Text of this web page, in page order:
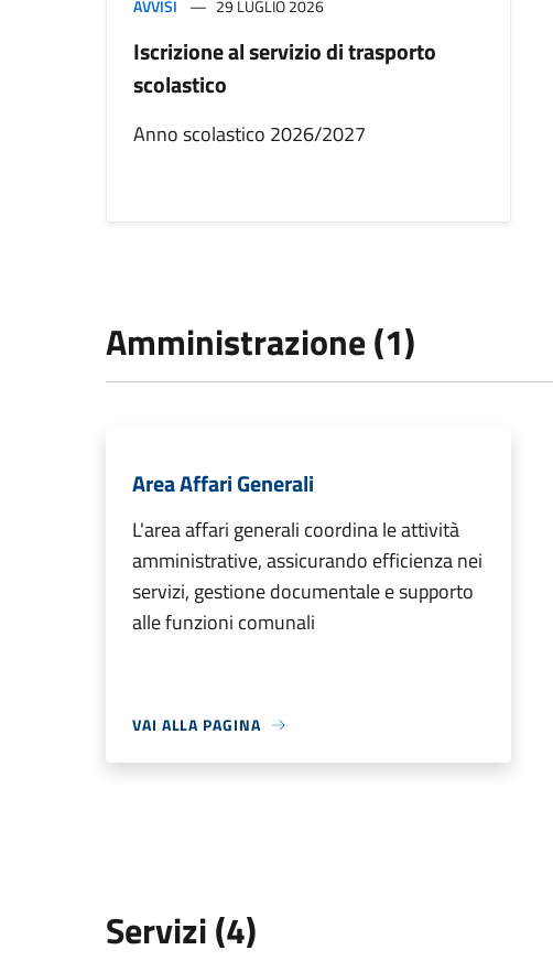
AVVISI 29 LUGLIO 2026
Iscrizione al servizio di trasporto
scolastico
Anno scolastico 2026/2027
Amministrazione (1)
Area Affari Generali
L'area affari generali coordina le attività
amministrative, assicurando efficienza nei
servizi, gestione documentale e supporto
alle funzioni comunali
VAI ALLA PAGINA
Servizi (4)